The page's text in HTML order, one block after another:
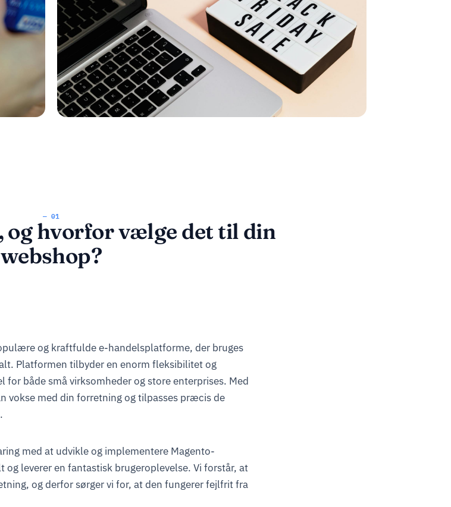
— 01
og hvorfor vælge det til din
webshop?
og kraftfulde e-handelsplatforme, der bruges
Platformen tilbyder en enorm fleksibilitet og
for både små virksomheder og store enterprises. Med
vokse med din forretning og tilpasses præcis de
med at udvikle og implementere Magento-
leverer en fantastisk brugeroplevelse. Vi forstår, at
og derfor sørger vi for, at den fungerer fejlfrit fra